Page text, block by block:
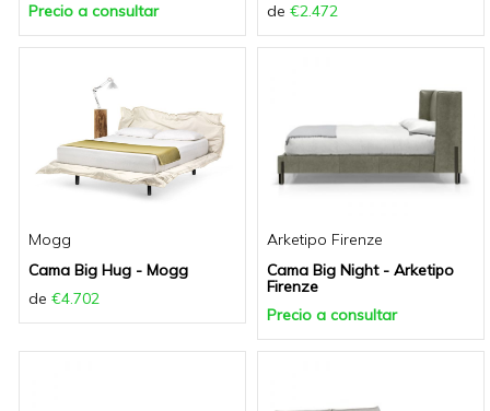
Precio a consultar
de €2.472
Mogg
Cama Big Hug - Mogg
de €4.702
Arketipo Firenze
Cama Big Night - Arketipo
Firenze
Precio a consultar